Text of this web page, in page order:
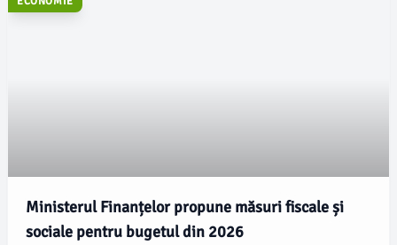
Ministerul Finanțelor propune măsuri fiscale și
sociale pentru bugetul din 2026